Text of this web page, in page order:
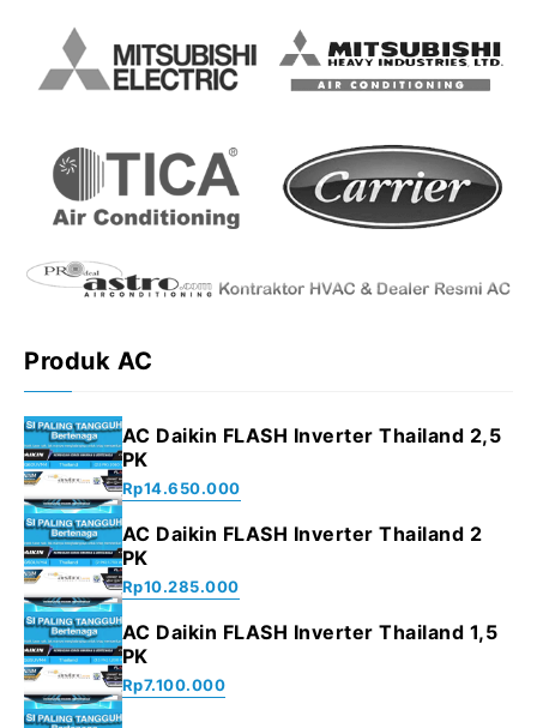
Produk AC
AC Daikin FLASH Inverter Thailand 2,5
PK
Rp14.650.000
AC Daikin FLASH Inverter Thailand 2
PK
Rp10.285.000
AC Daikin FLASH Inverter Thailand 1,5
PK
Rp7.100.000